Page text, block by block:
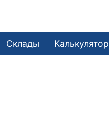
Склады Калькулятор